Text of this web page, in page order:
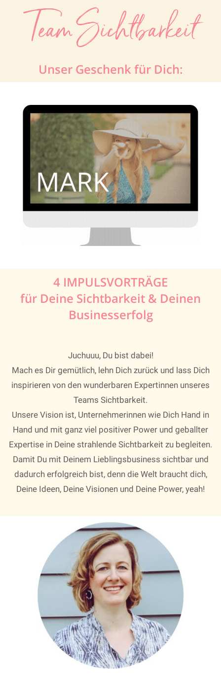
Team Sichtbarkeit
Unser Geschenk für Dich:
4 IMPULSVORTRÄGE
für Deine Sichtbarkeit & Deinen
Businesserfolg
Juchuuu, Du bist dabei!
Mach es Dir gemütlich, lehn Dich zurück und lass Dich
inspirieren von den wunderbaren Expertinnen unseres
Teams Sichtbarkeit.
Unsere Vision ist, Unternehmerinnen wie Dich Hand in
Hand und mit ganz viel positiver Power und geballter
Expertise in Deine strahlende Sichtbarkeit zu begleiten.
Damit Du mit Deinem Lieblingsbusiness sichtbar und
dadurch erfolgreich bist, denn die Welt braucht dich,
Deine Ideen, Deine Visionen und Deine Power, yeah!